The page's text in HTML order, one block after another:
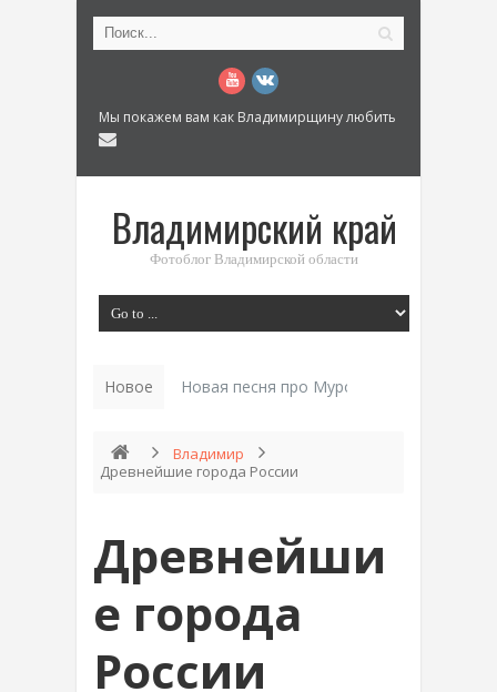
Мы покажем вам как Владимирщину любить
Владимирский край
Фотоблог Владимирской области
Новое Новая песня про Муром: «Былинный
Владимир
Древнейшие города России
Древнейши
е города
России